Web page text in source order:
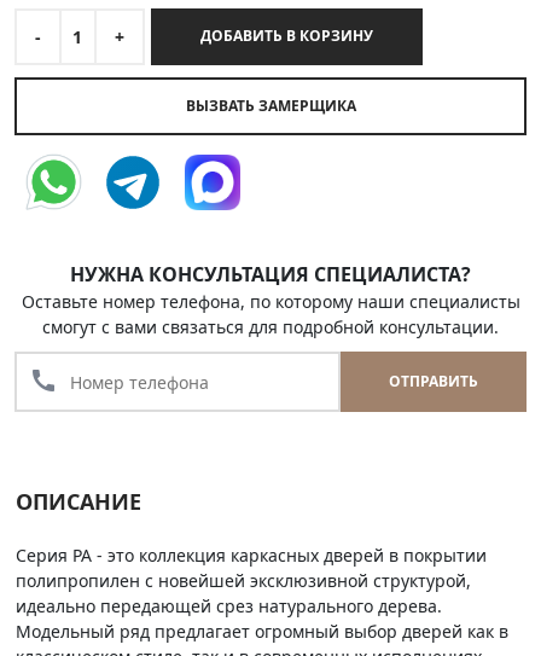
- 1 + ДОБАВИТЬ В КОРЗИНУ
ВЫЗВАТЬ ЗАМЕРЩИКА
НУЖНА КОНСУЛЬТАЦИЯ СПЕЦИАЛИСТА?
Оставьте номер телефона, по которому наши специалисты
смогут с вами связаться для подробной консультации.
call ОТПРАВИТЬ
ОПИСАНИЕ
Серия PA - это коллекция каркасных дверей в покрытии
полипропилен с новейшей эксклюзивной структурой,
идеально передающей срез натурального дерева.
Модельный ряд предлагает огромный выбор дверей как в